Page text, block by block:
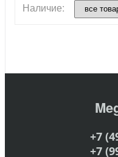
Наличие:
+7
+7